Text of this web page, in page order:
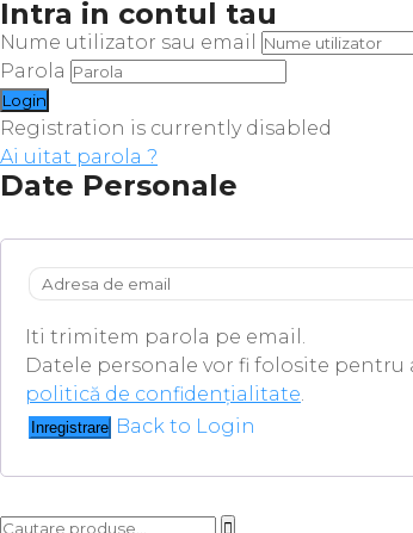
Intra in contul tau
Nume utilizator sau email
Parola
Registration is currently disabled
Ai uitat parola ?
Date Personale
Iti trimitem parola pe email.
Datele personale vor fi folosite
politică de confidențialitate.
Inregistrare Back to Login